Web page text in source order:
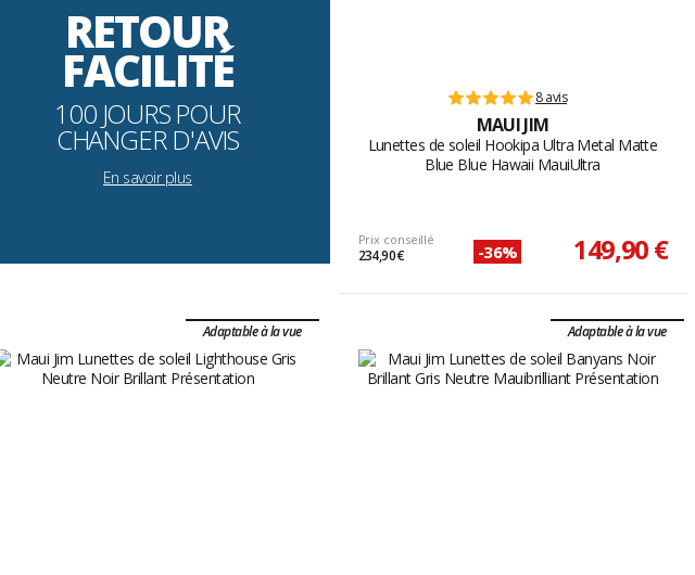
RETOUR
FACILITÉ
100 JOURS POUR
CHANGER D'AVIS
En savoir plus
8 avis
MAUI JIM
Lunettes de soleil Hookipa Ultra Metal Matte
Blue Blue Hawaii MauiUltra
Prix conseillé
234,90 € -36% 149,90 €
Adaptable à la vue Adaptable à la vue